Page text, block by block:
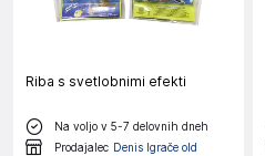
Riba s svetlobnimi efekti
Na voljo v 5-7 delovnih dneh
Prodajalec Denis Igrače old